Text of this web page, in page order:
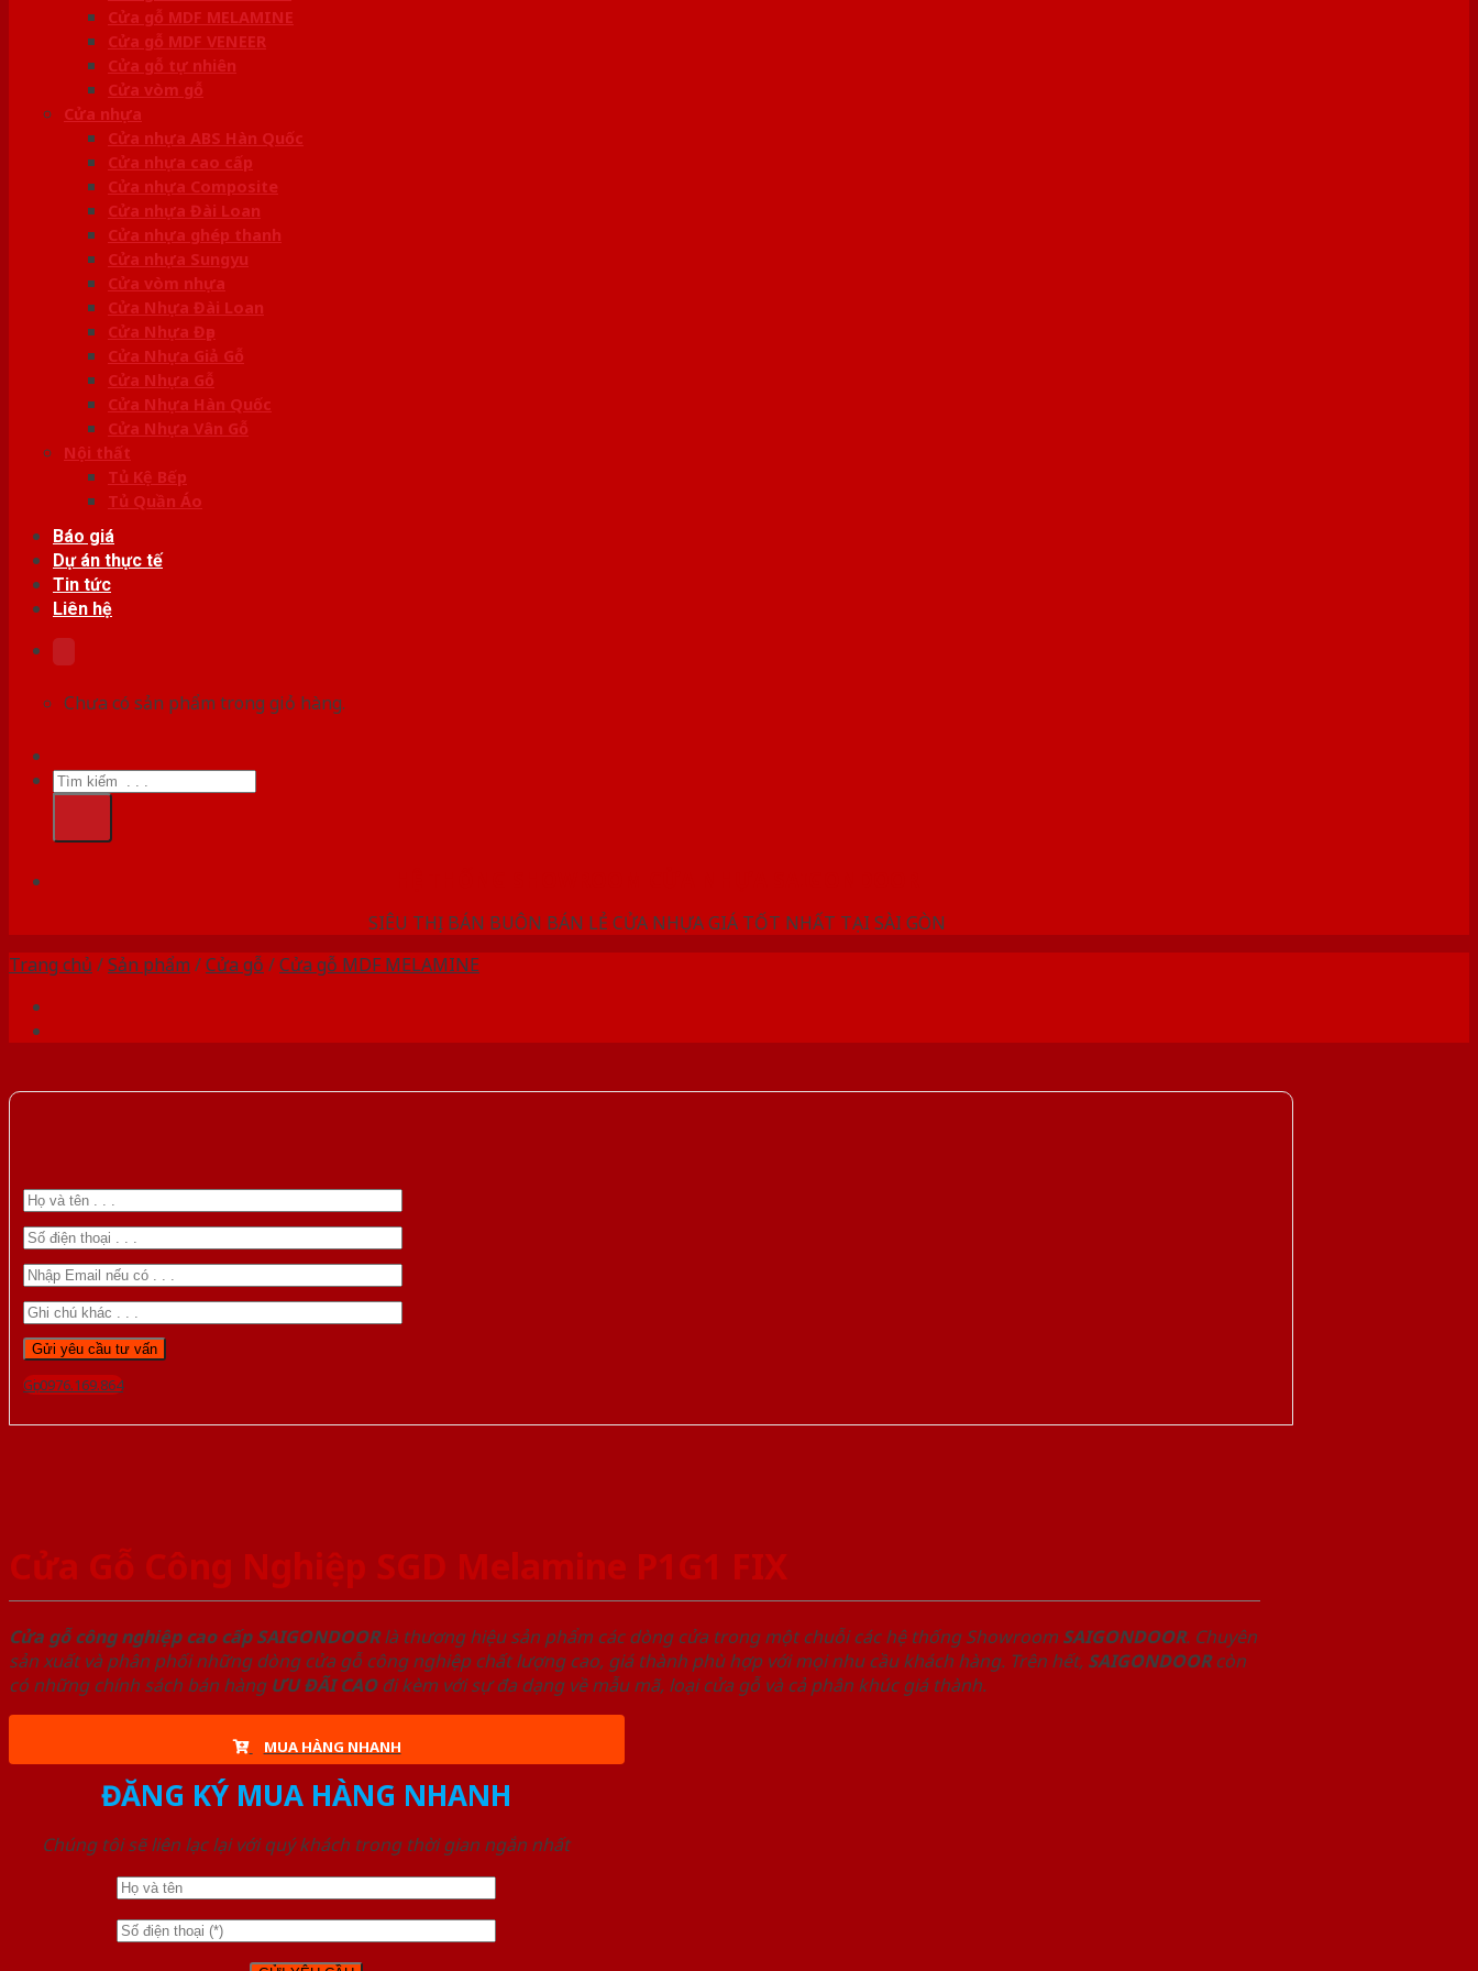
Cửa gỗ MDF MELAMINE
Cửa gỗ MDF VENEER
Cửa gỗ tự nhiên
Cửa vòm gỗ
Cửa nhựa
Cửa nhựa ABS Hàn Quốc
Cửa nhựa cao cấp
Cửa nhựa Composite
Cửa nhựa Đài Loan
Cửa nhựa ghép thanh
Cửa nhựa Sungyu
Cửa vòm nhựa
Cửa Nhựa Đài Loan
Cửa Nhựa Đẹp
Cửa Nhựa Giả Gỗ
Cửa Nhựa Gỗ
Cửa Nhựa Hàn Quốc
Cửa Nhựa Vân Gỗ
Nội thất
Tủ Kệ Bếp
Tủ Quần Áo
Báo giá
Dự án thực tế
Tin tức
Liên hệ
Chưa có sản phẩm trong giỏ hàng.
Tìm
kiếm:
SIÊU THỊ BÁN BUÔN BÁN LẺ CỬA NHỰA GIÁ TỐT NHẤT TẠI SÀI GÒN
Trang chủ /Sản phẩm /Cửa gỗ /Cửa gỗ MDF MELAMINE
Gọi 0976.169.864
Cửa Gỗ Công Nghiệp SGD Melamine P1G1 FIX
Cửa gỗ công nghiệp cao cấp SAIGONDOORlà thương hiệu sản phẩm các dòng cửa trong một chuỗi các hệ thống Showroom SAIGONDOOR. Chuyên
sản xuất và phân phối những dòng cửa gỗ công nghiệp chất lượng cao, giá thành phù hợp với mọi nhu cầu khách hàng. Trên hết, SAIGONDOORcòn
có những chính sách bán hàng ƯU ĐÃI CAOđi kèm với sự đa dạng về mẫu mã, loại cửa gỗ và cả phân khúc giá thành.
MUA HÀNG NHANH
ĐĂNG KÝ MUA HÀNG NHANH
Chúng tôi sẽ liên lạc lại với quý khách trong thời gian ngắn nhất